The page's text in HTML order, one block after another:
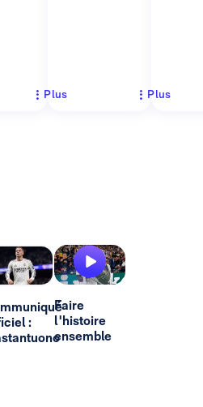
Plus Plus
:
Faire
l'histoire
ensemble